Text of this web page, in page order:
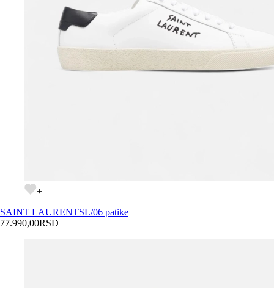
+
SAINT LAURENTSL/06 patike
77.990,00RSD